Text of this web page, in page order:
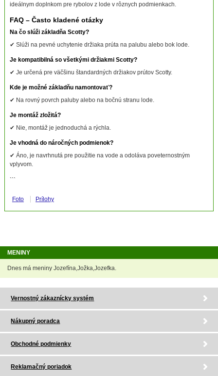
ideálnym doplnkom pre rybolov z lode v rôznych podmienkach.
FAQ – Často kladené otázky
Na čo slúži základňa Scotty?
✔ Slúži na pevné uchytenie držiaka prúta na palubu alebo bok lode.
Je kompatibilná so všetkými držiakmi Scotty?
✔ Je určená pre väčšinu štandardných držiakov prútov Scotty.
Kde je možné základňu namontovať?
✔ Na rovný povrch paluby alebo na bočnú stranu lode.
Je montáž zložitá?
✔ Nie, montáž je jednoduchá a rýchla.
Je vhodná do náročných podmienok?
✔ Áno, je navrhnutá pre použitie na vode a odoláva poveternostným
vplyvom.
```
Foto Prílohy
MENINY
Dnes má meniny Jozefína,Jožka,Jozefka.
Vernostný zákaznícky systém
Nákupný poradca
Obchodné podmienky
Reklamačný poriadok